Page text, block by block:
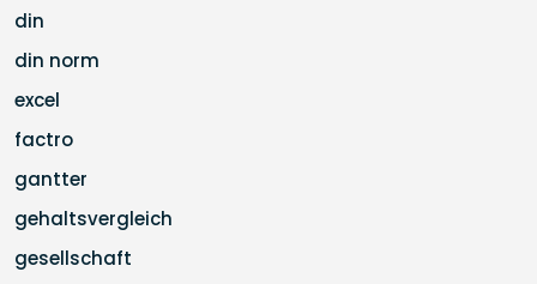
din
din norm
excel
factro
gantter
gehaltsvergleich
gesellschaft